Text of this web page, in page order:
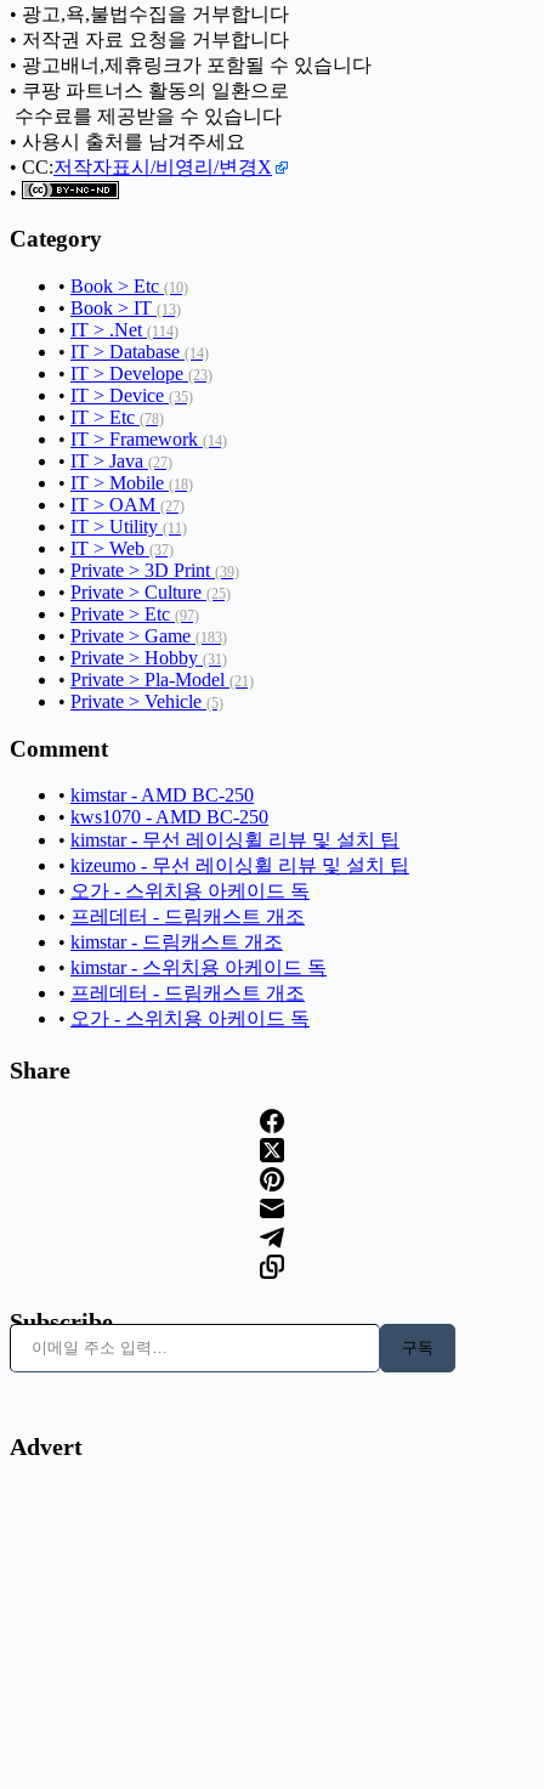
• 광고,욕,불법수집을 거부합니다
• 저작권 자료 요청을 거부합니다
• 광고배너,제휴링크가 포함될 수 있습니다
• 쿠팡 파트너스 활동의 일환으로
ㅤ 수수료를 제공받을 수 있습니다
• 사용시 출처를 남겨주세요
• CC:저작자표시/비영리/변경X
•
Category
• Book > Etc (10)
• Book > IT (13)
• IT > .Net (114)
• IT > Database (14)
• IT > Develope (23)
• IT > Device (35)
• IT > Etc (78)
• IT > Framework (14)
• IT > Java (27)
• IT > Mobile (18)
• IT > OAM (27)
• IT > Utility (11)
• IT > Web (37)
• Private > 3D Print (39)
• Private > Culture (25)
• Private > Etc (97)
• Private > Game (183)
• Private > Hobby (31)
• Private > Pla-Model (21)
• Private > Vehicle (5)
Comment
• kimstar - AMD BC-250
• kws1070 - AMD BC-250
• kimstar - 무선 레이싱휠 리뷰 및 설치 팁
• kizeumo - 무선 레이싱휠 리뷰 및 설치 팁
• 오가 - 스위치용 아케이드 독
• 프레데터 - 드림캐스트 개조
• kimstar - 드림캐스트 개조
• kimstar - 스위치용 아케이드 독
• 프레데터 - 드림캐스트 개조
• 오가 - 스위치용 아케이드 독
Share
Subscribe
이메일 주소 입력…
구독
Advert